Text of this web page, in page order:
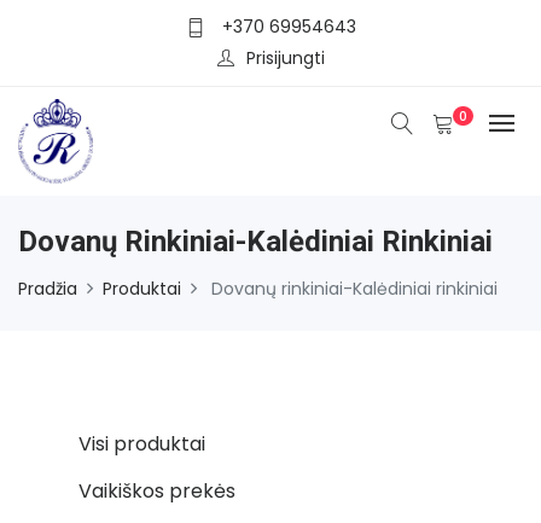
+370 69954643
Prisijungti
0
Dovanų Rinkiniai-Kalėdiniai Rinkiniai
Pradžia Produktai Dovanų rinkiniai-Kalėdiniai rinkiniai
Visi produktai
Vaikiškos prekės